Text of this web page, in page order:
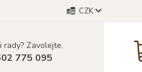
CZK
rady? Zavolejte.
775 095